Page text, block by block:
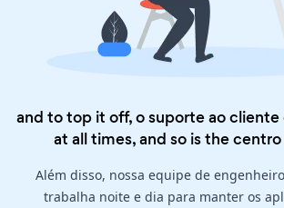
and to top it off, o suporte ao
at all times, and so is thecentro
Além disso, nossa equipe de
trabalha noite e dia para manter os